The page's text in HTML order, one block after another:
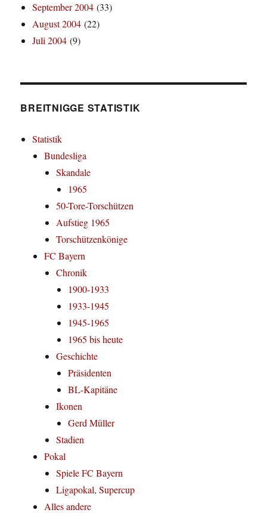
September 2004 (33)
August 2004 (22)
Juli 2004 (9)
BREITNIGGE STATISTIK
Statistik
Bundesliga
Skandale
1965
50-Tore-Torschützen
Aufstieg 1965
Torschützenkönige
FC Bayern
Chronik
1900-1933
1933-1945
1945-1965
1965 bis heute
Geschichte
Präsidenten
BL-Kapitäne
Ikonen
Gerd Müller
Stadien
Pokal
Spiele FC Bayern
Ligapokal, Supercup
Alles andere